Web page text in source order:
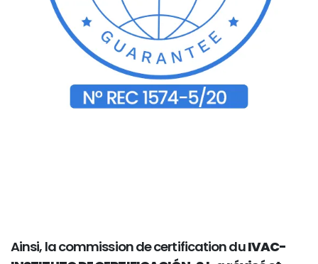
Ainsi, la commission de certification duIVAC-